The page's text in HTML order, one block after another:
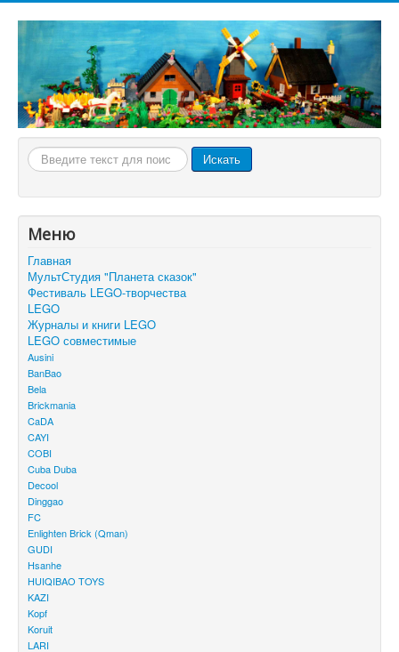
Искать... Искать
Меню
Главная
МультСтудия "Планета сказок"
Фестиваль LEGO-творчества
LEGO
Журналы и книги LEGO
LEGO совместимые
Ausini
BanBao
Bela
Brickmania
CaDA
CAYI
COBI
Cuba Duba
Decool
Dinggao
FC
Enlighten Brick (Qman)
GUDI
Hsanhe
HUIQIBAO TOYS
KAZI
Kopf
Koruit
LARI